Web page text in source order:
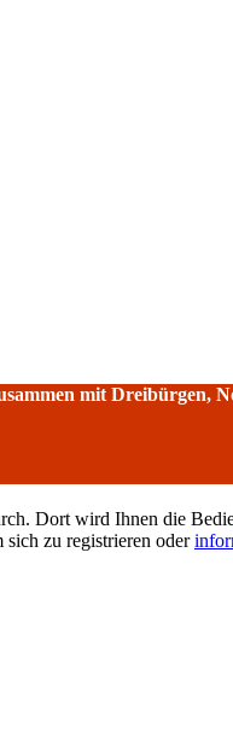
mit Dreibürgen,
Dort wird Ihnen die
sich zu registrieren oder